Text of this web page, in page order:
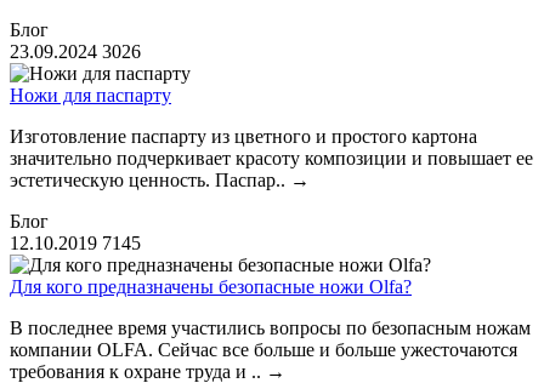
Блог
23.09.2024 3026
Ножи для паспарту
Изготовление паспарту из цветного и простого картона
значительно подчеркивает красоту композиции и повышает ее
эстетическую ценность. Паспар.. →
Блог
12.10.2019 7145
Для кого предназначены безопасные ножи Olfa?
В последнее время участились вопросы по безопасным ножам
компании OLFA. Сейчас все больше и больше ужесточаются
требования к охране труда и .. →